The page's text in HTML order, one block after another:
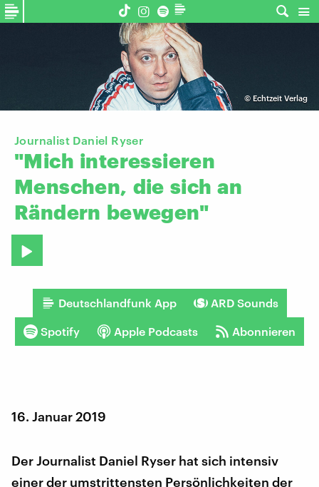
© Echtzeit Verlag
Journalist Daniel Ryser
"Mich interessieren
Menschen, die sich an
Rändern bewegen"
Deutschlandfunk App ARD Sounds
Spotify Apple Podcasts Abonnieren
16. Januar 2019
Der Journalist Daniel Ryser hat sich intensiv
einer der umstrittensten Persönlichkeiten der